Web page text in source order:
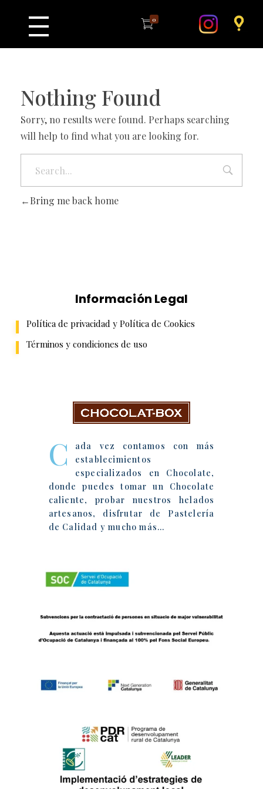
0
Nothing Found
Sorry, no results were found. Perhaps searching
will help to find what you are looking for.
Bring me back home
Información Legal
Política de privacidad y Política de Cookies
Términos y condiciones de uso
C
ada vez contamos con más
establecimientos
especializados en Chocolate,
donde puedes tomar un Chocolate
caliente, probar nuestros helados
artesanos, disfrutar de Pastelería
de Calidad y mucho más…